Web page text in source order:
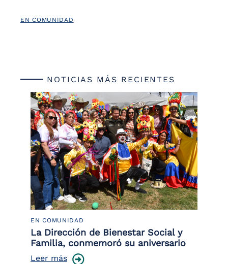
EN COMUNIDAD
NOTICIAS MÁS RECIENTES
EN COMUNIDAD
La Dirección de Bienestar Social y
Familia, conmemoró su aniversario
Leer más